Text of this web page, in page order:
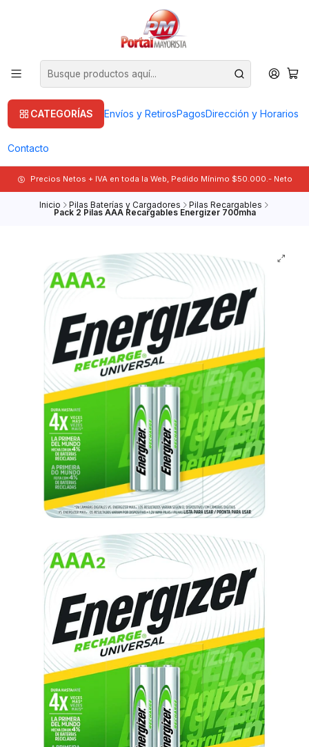
CATEGORÍAS Envíos y RetirosPagosDirección y Horarios
Contacto
Precios Netos + IVA en toda la Web, Pedido Mínimo $50.000.- Neto
Inicio Pilas Baterías y Cargadores Pilas Recargables
Pack 2 Pilas AAA Recargables Energizer 700mha